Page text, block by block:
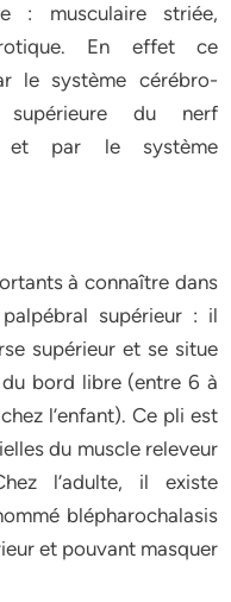
: musculaire striée,
En effet ce
le système cérébro-
supérieure du nerf
et par le système
à connaître dans
supérieur : il
supérieur et se situe
bord libre (entre 6 à
l’enfant). Ce pli est
du muscle releveur
l’adulte, il existe
blépharochalasis
et pouvant masquer